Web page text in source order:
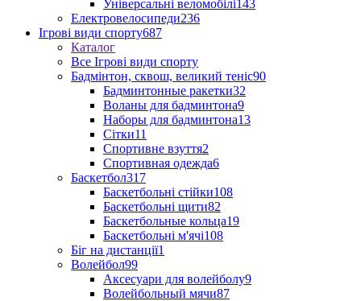
Універсальні веломобілі143
Електровелосипеди236
Ігрові види спорту687
Каталог
Все Ігрові види спорту
Бадмінтон, сквош, великий теніс90
Бадминтонные ракетки32
Воланы для бадминтона9
Наборы для бадминтона13
Сітки11
Спортивне взуття2
Спортивная одежда6
Баскетбол317
Баскетбольні стійки108
Баскетбольні щити82
Баскетбольные кольца19
Баскетбольні м'ячі108
Біг на дистанції1
Волейбол99
Аксесуари для волейболу9
Волейбольный мячи87